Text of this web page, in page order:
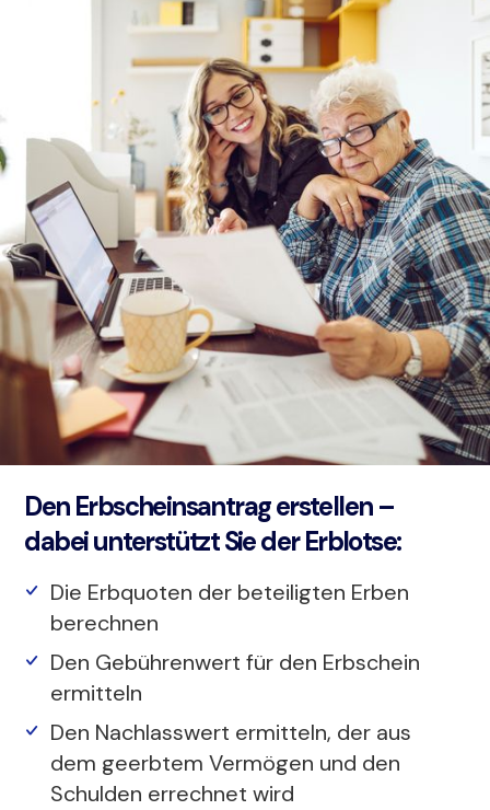
Den Erbscheinsantrag erstellen –
dabei unterstützt Sie der Erblotse:
Die Erbquoten der beteiligten Erben
berechnen
Den Gebührenwert für den Erbschein
ermitteln
Den Nachlasswert ermitteln, der aus
dem geerbtem Vermögen und den
Schulden errechnet wird